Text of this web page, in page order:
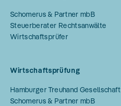
Schomerus & Partner mbB
Steuerberater Rechtsanwälte
Wirtschaftsprüfer
Wirtschaftsprüfung
Hamburger Treuhand Gesellschaft
Schomerus & Partner mbB